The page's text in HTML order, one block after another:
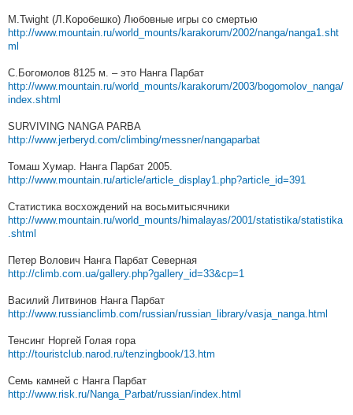
M.Twight (Л.Коробешко) Любовные игры со смертью
http://www.mountain.ru/world_mounts/karakorum/2002/nanga/nanga1.sht
ml
С.Богомолов 8125 м. – это Нанга Парбат
http://www.mountain.ru/world_mounts/karakorum/2003/bogomolov_nanga/
index.shtml
SURVIVING NANGA PARBA
http://www.jerberyd.com/climbing/messner/nangaparbat
Томаш Хумар. Нанга Парбат 2005.
http://www.mountain.ru/article/article_display1.php?article_id=391
Статистика восхождений на восьмитысячники
http://www.mountain.ru/world_mounts/himalayas/2001/statistika/statistika
.shtml
Петер Волович Нанга Парбат Северная
http://climb.com.ua/gallery.php?gallery_id=33&cp=1
Василий Литвинов Нанга Парбат
http://www.russianclimb.com/russian/russian_library/vasja_nanga.html
Тенсинг Норгей Голая гора
http://touristclub.narod.ru/tenzingbook/13.htm
Семь камней с Нанга Парбат
http://www.risk.ru/Nanga_Parbat/russian/index.html